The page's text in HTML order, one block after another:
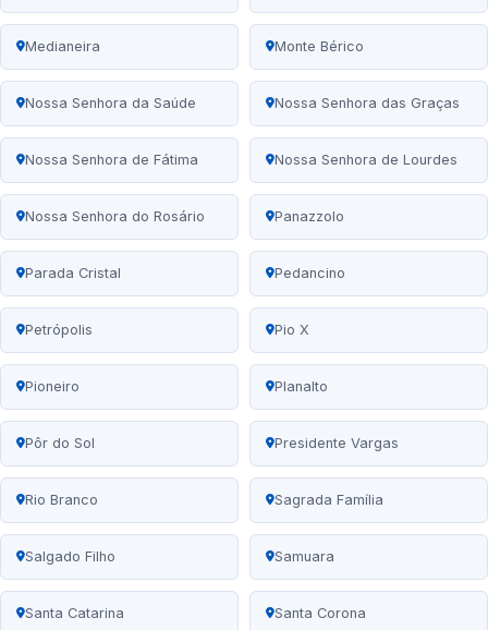
Medianeira Monte Bérico
Nossa Senhora da Saúde Nossa Senhora das Graças
Nossa Senhora de Fátima Nossa Senhora de Lourdes
Nossa Senhora do Rosário Panazzolo
Parada Cristal Pedancino
Petrópolis Pio X
Pioneiro Planalto
Pôr do Sol Presidente Vargas
Rio Branco Sagrada Família
Salgado Filho Samuara
Santa Catarina Santa Corona